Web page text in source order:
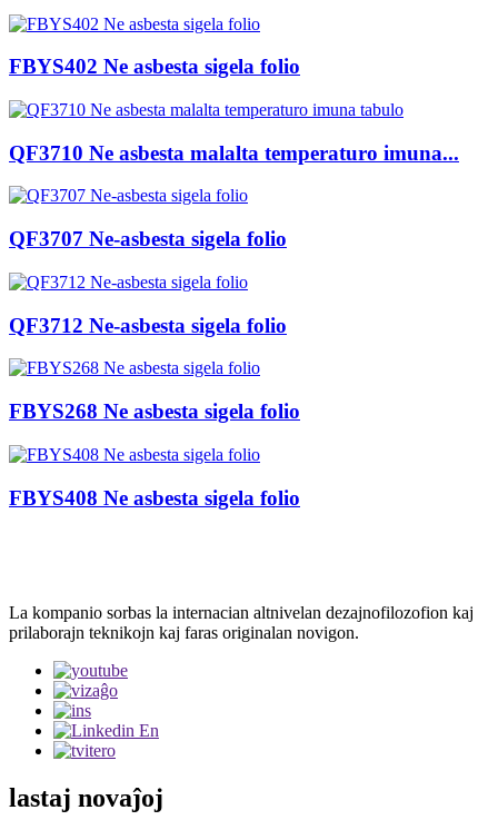
FBYS402 Ne asbesta sigela folio
QF3710 Ne asbesta malalta temperaturo imuna...
QF3707 Ne-asbesta sigela folio
QF3712 Ne-asbesta sigela folio
FBYS268 Ne asbesta sigela folio
FBYS408 Ne asbesta sigela folio
La kompanio sorbas la internacian altnivelan dezajnofilozofion kaj
prilaborajn teknikojn kaj faras originalan novigon.
lastaj novaĵoj